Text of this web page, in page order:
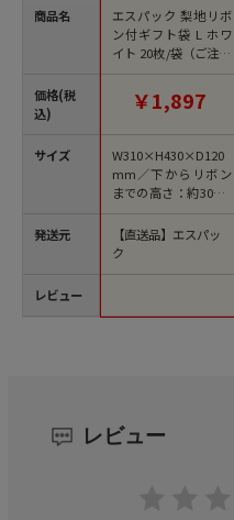
商品名
価格(税
込)
サイズ
発送元
レビュー
エスパック 梨地リボ
ン付ギフト袋 L ホワ
イト 20枚/袋（ご注文
単位1袋)【直送品】
￥1,897
W310×H430×D120
mm／下からリボン
までの高さ：約300m
m
【直送品】エスパッ
ク
レビュー